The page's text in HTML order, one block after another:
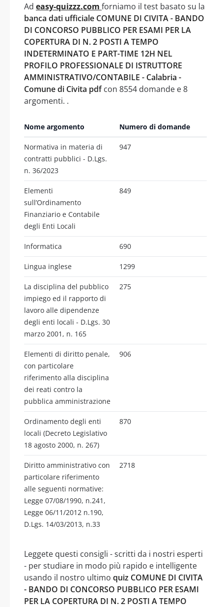
Ad easy-quizzz.com forniamo il test basato su la
banca dati ufficiale COMUNE DI CIVITA - BANDO
DI CONCORSO PUBBLICO PER ESAMI PER LA
COPERTURA DI N. 2 POSTI A TEMPO
INDETERMINATO E PART-TIME 12H NEL
PROFILO PROFESSIONALE DI ISTRUTTORE
AMMINISTRATIVO/CONTABILE - Calabria -
Comune di Civita pdfcon 8554 domande e 8
argomenti. .
Nome argomento Numero di domande
Normativa in materia di
contratti pubblici - D.Lgs.
n. 36/2023
947
Elementi
sull’Ordinamento
Finanziario e Contabile
degli Enti Locali
849
Informatica 690
Lingua inglese 1299
La disciplina del pubblico
impiego ed il rapporto di
lavoro alle dipendenze
degli enti locali - D.Lgs. 30
marzo 2001, n. 165
275
Elementi di diritto penale,
con particolare
riferimento alla disciplina
dei reati contro la
pubblica amministrazione
906
Ordinamento degli enti
locali (Decreto Legislativo
18 agosto 2000, n. 267)
870
Diritto amministrativo con
particolare riferimento
alle seguenti normative:
Legge 07/08/1990, n.241,
Legge 06/11/2012 n.190,
D.Lgs. 14/03/2013, n.33
2718
Leggete questi consigli - scritti da i nostri esperti
- per studiare in modo più rapido e intelligente
usando il nostro ultimo quiz COMUNE DI CIVITA
- BANDO DI CONCORSO PUBBLICO PER ESAMI
PER LA COPERTURA DI N. 2 POSTI A TEMPO